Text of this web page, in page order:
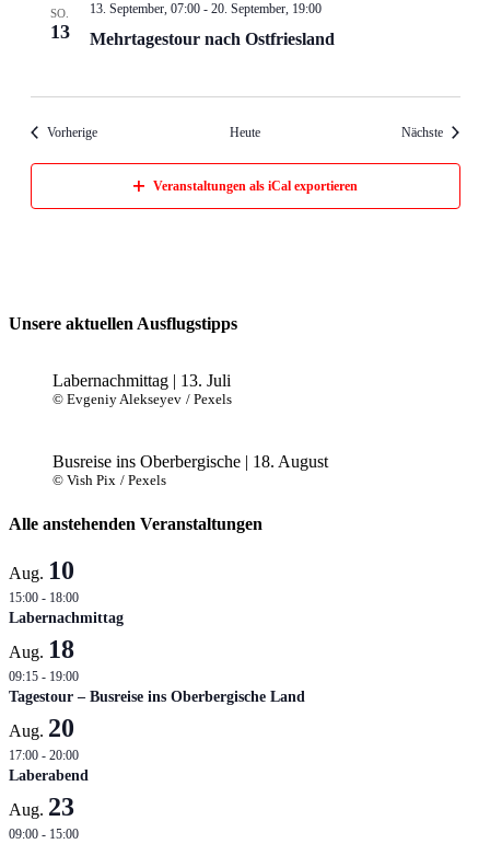
SO.
13 Mehrtagestour nach Ostfriesland
13. September, 07:00- 20. September, 19:00
VorherigeVeranstaltungen Heute Nächste
Veranstaltungen als iCal exportieren
Unsere aktuellen Ausflugstipps
Labernachmittag | 13. Juli
© Evgeniy Alekseyev / Pexels
Busreise ins Oberbergische | 18. August
© Vish Pix / Pexels
Alle anstehenden Veranstaltungen
Aug. 10
15:00 - 18:00
Labernachmittag
Aug. 18
09:15 - 19:00
Tagestour – Busreise ins Oberbergische Land
Aug. 20
17:00 - 20:00
Laberabend
Aug. 23
09:00 - 15:00